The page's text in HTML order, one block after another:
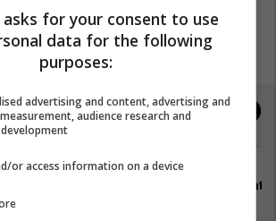
për mëngjesin e fëmijëve
MEKA HALAL FOOD
for your consent to use
data for the following
purposes:
advertising and content, advertising and
audience research and
or access information on a device